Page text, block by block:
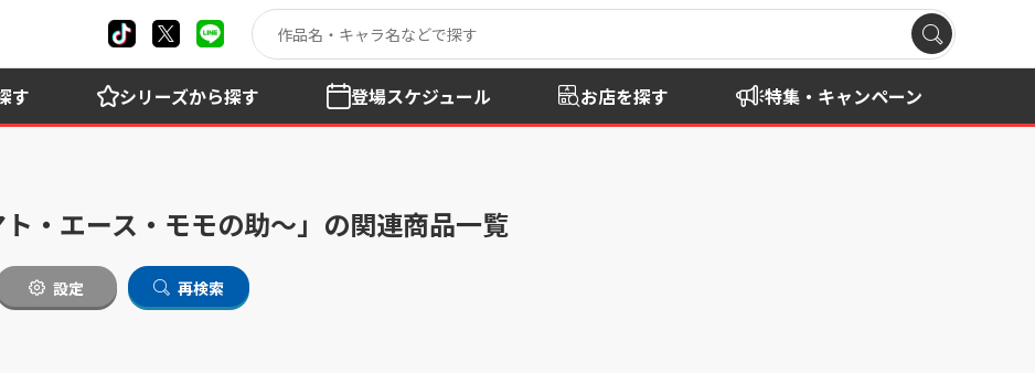
す シリーズから探す 登場スケジュール お店を探す 特集・キャンペーン
ト・エース・モモの助～」の関連商品一覧
設定 再検索